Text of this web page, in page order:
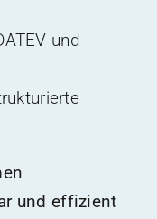
und
und effizient